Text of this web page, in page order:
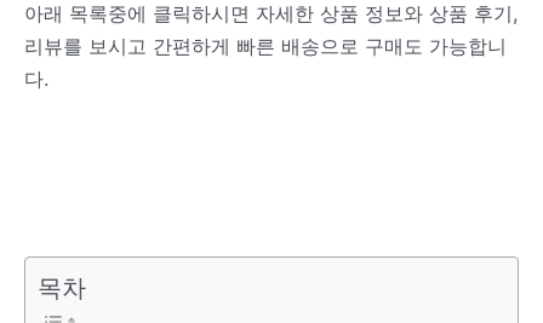
아래 목록중에 클릭하시면 자세한 상품 정보와 상품 후기,
리뷰를 보시고 간편하게 빠른 배송으로 구매도 가능합니
다.
목차